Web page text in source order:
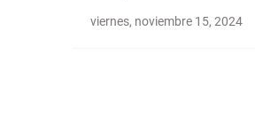
viernes, noviembre 15, 2024